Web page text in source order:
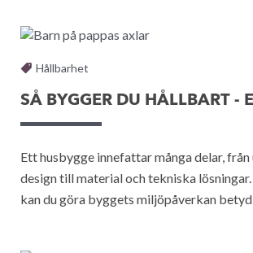
Hållbarhet
SÅ BYGGER DU HÅLLBART -
Ett husbygge innefattar många delar,
design till material och tekniska
kan du göra byggets miljöpåverkan